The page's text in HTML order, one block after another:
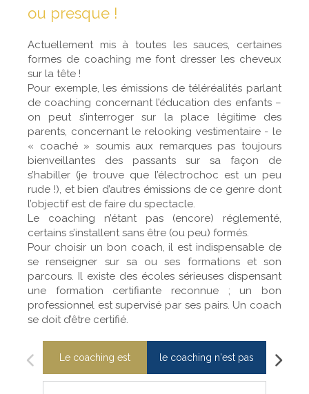
ou presque !
Actuellement mis à toutes les sauces, certaines
formes de coaching me font dresser les cheveux
sur la tête !
Pour exemple, les émissions de téléréalités parlant
de coaching concernant l’éducation des enfants –
on peut s’interroger sur la place légitime des
parents, concernant le relooking vestimentaire - le
« coaché » soumis aux remarques pas toujours
bienveillantes des passants sur sa façon de
s’habiller (je trouve que l’électrochoc est un peu
rude !), et bien d’autres émissions de ce genre dont
l’objectif est de faire du spectacle.
Le coaching n’étant pas (encore) réglementé,
certains s’installent sans être (ou peu) formés.
Pour choisir un bon coach, il est indispensable de
se renseigner sur sa ou ses formations et son
parcours. Il existe des écoles sérieuses dispensant
une formation certifiante reconnue ; un bon
professionnel est supervisé par ses pairs. Un coach
se doit d’être certifié.
Le coaching est le coaching n'est pas